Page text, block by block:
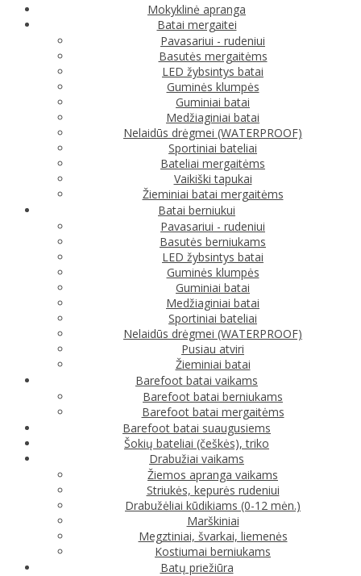
Mokyklinė apranga
Batai mergaitei
Pavasariui - rudeniui
Basutės mergaitėms
LED žybsintys batai
Guminės klumpės
Guminiai batai
Medžiaginiai batai
Nelaidūs drėgmei (WATERPROOF)
Sportiniai bateliai
Bateliai mergaitėms
Vaikiški tapukai
Žieminiai batai mergaitėms
Batai berniukui
Pavasariui - rudeniui
Basutės berniukams
LED žybsintys batai
Guminės klumpės
Guminiai batai
Medžiaginiai batai
Sportiniai bateliai
Nelaidūs drėgmei (WATERPROOF)
Pusiau atviri
Žieminiai batai
Barefoot batai vaikams
Barefoot batai berniukams
Barefoot batai mergaitėms
Barefoot batai suaugusiems
Šokių bateliai (češkės), triko
Drabužiai vaikams
Žiemos apranga vaikams
Striukės, kepurės rudeniui
Drabužėliai kūdikiams (0-12 mėn.)
Marškiniai
Megztiniai, švarkai, liemenės
Kostiumai berniukams
Batų priežiūra